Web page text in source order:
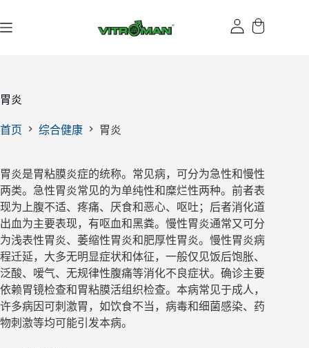
过
胃炎
首页 综合健康 胃炎
胃炎是胃粘膜炎症的统称。常见病，可分为急性和慢性
两类。急性胃炎常见的为单纯性和糜烂性两种。前者表
现为上腹不适、疼痛、厌食和恶心、呕吐；后者消化道
出血为主要表现，有呕血和黑粪。慢性胃炎通常又可分
为浅表性胃炎、萎缩性胃炎和肥厚性胃炎。慢性胃炎病
程迁延，大多无明显症状和体征，一般仅见饭后饱胀、
泛酸、嗳气、无规律性腹痛等消化不良症状。确诊主要
依赖胃镜检查和胃粘膜活组织检查。本病常见于成人，
许多病因可刺激胃，如饮食不当，病毒和细菌感染、药
物刺激等均可能引发本病。